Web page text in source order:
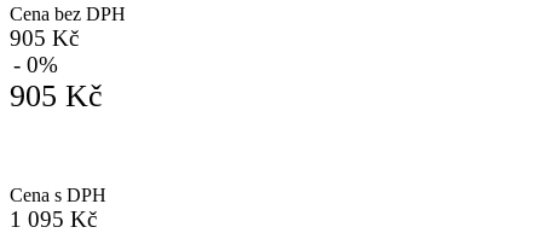
Cena bez DPH
905 Kč
- 0%
905 Kč
Cena s DPH
1 095 Kč